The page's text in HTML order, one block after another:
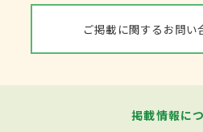
ご掲載に関するお問い
掲載情報に